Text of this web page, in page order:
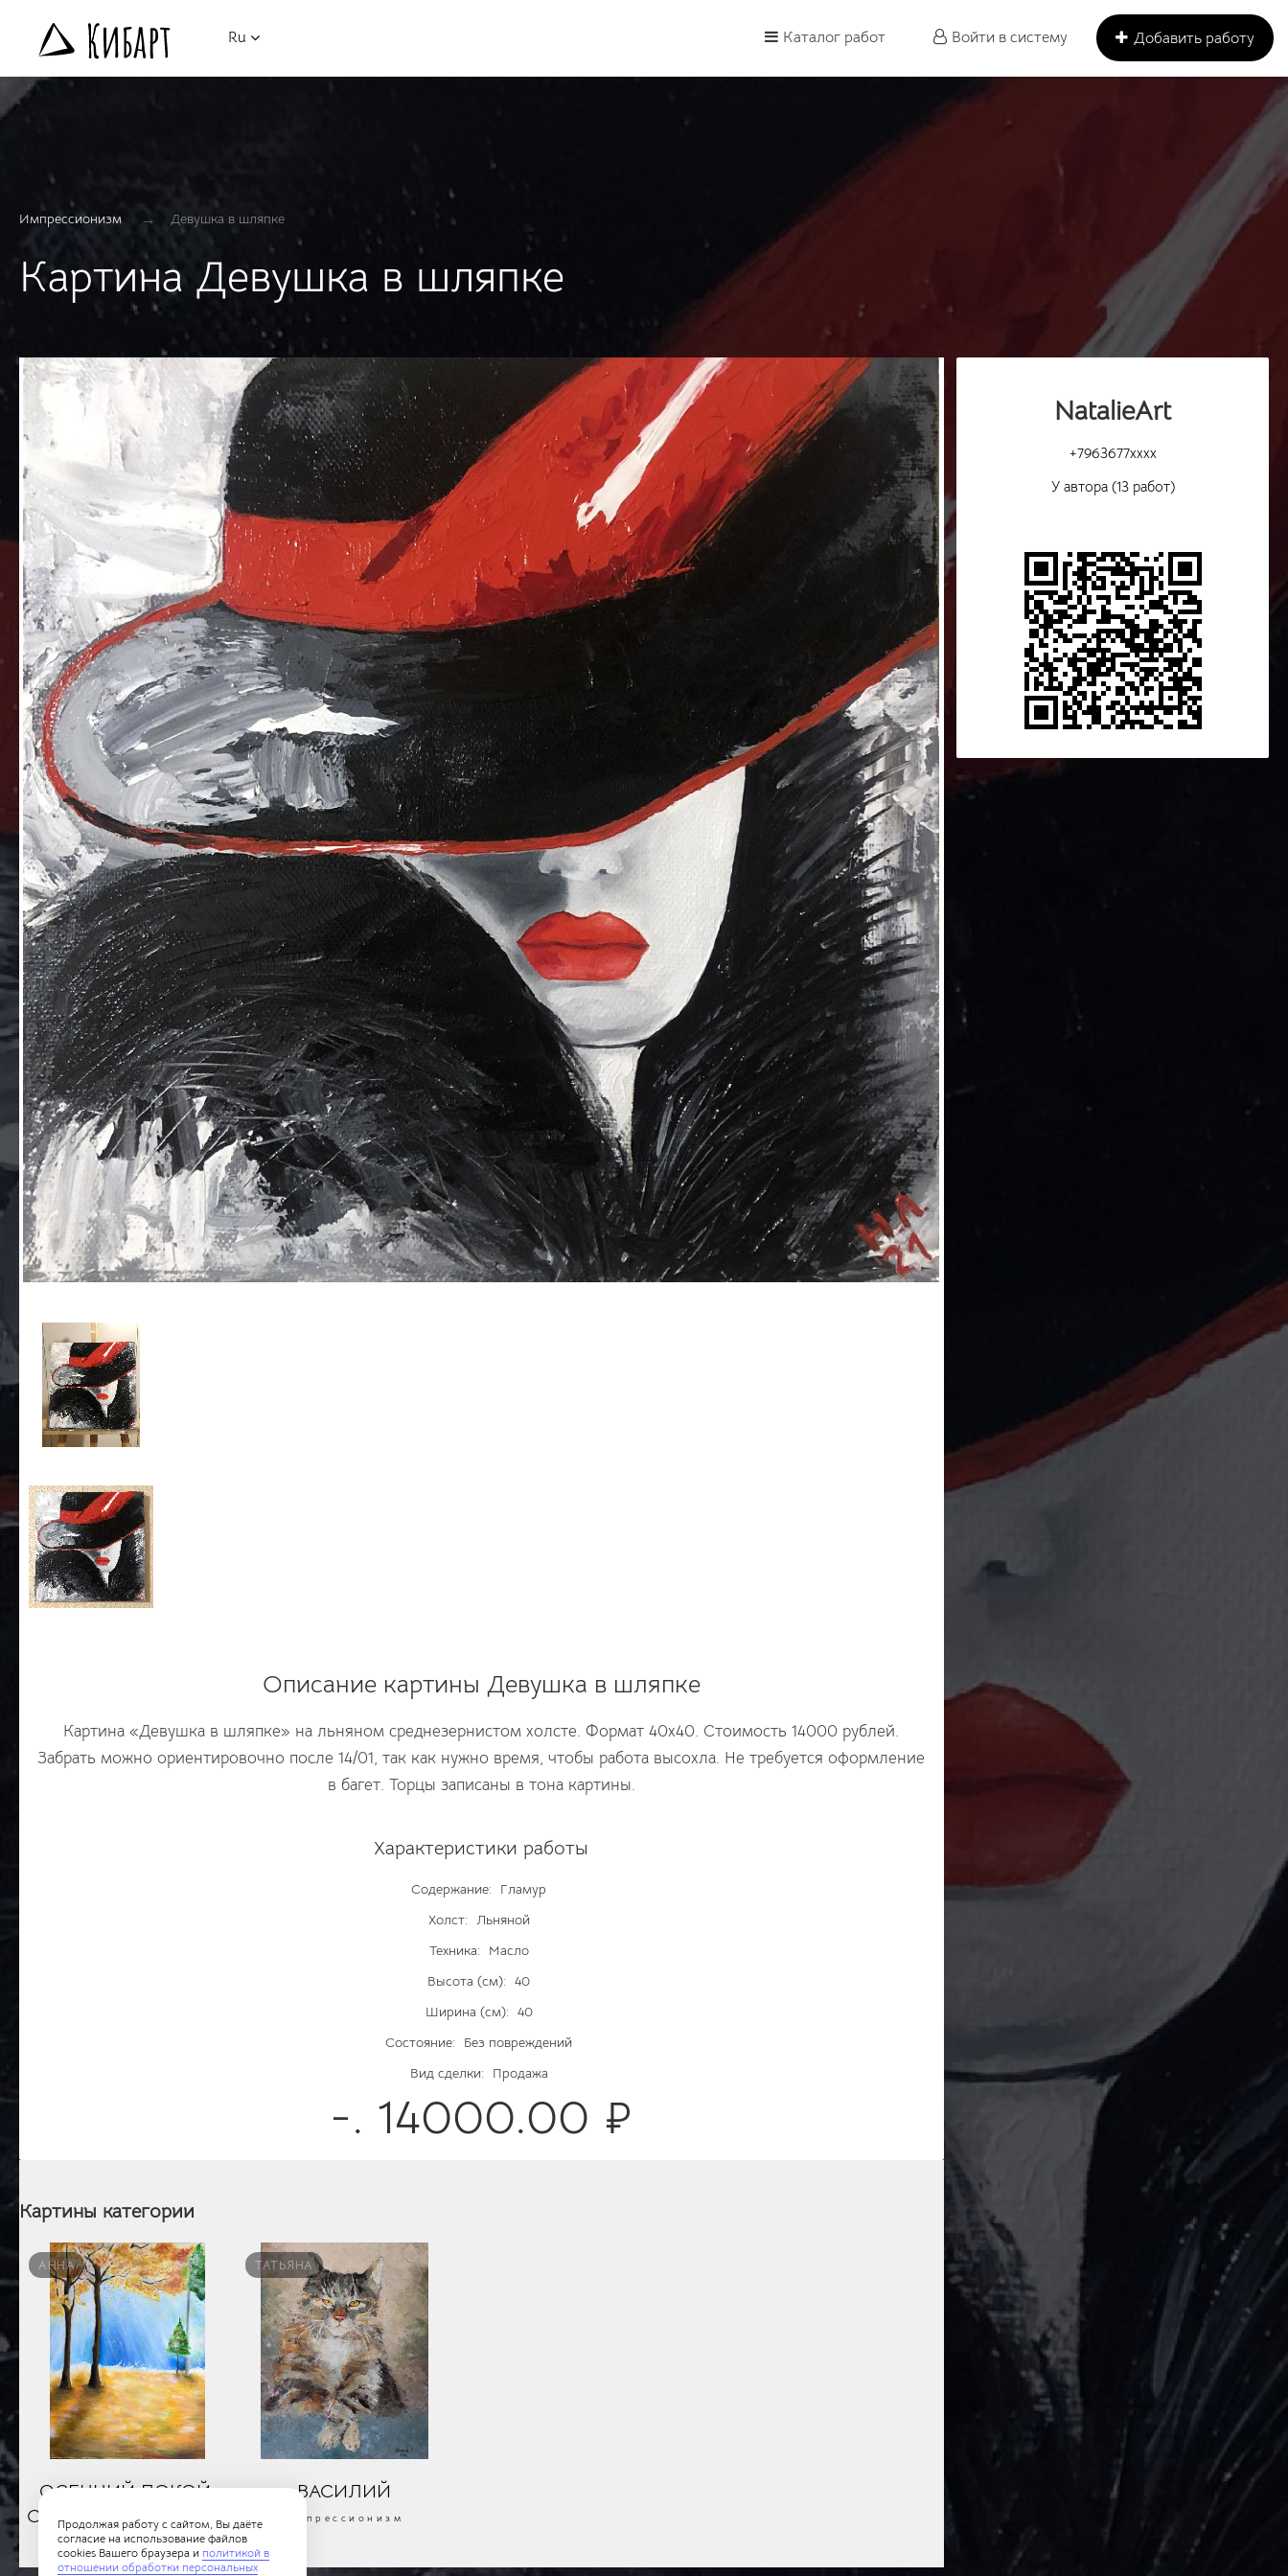
Ru Добавить работу
Каталог работ Войти в систему
Импрессионизм → Девушка в шляпке
Картина Девушка в шляпке
Описание картины Девушка в шляпке
Картина «Девушка в шляпке» на льняном среднезернистом холсте. Формат 40х40. Стоимость 14000 рублей.
Забрать можно ориентировочно после 14/01, так как нужно время, чтобы работа высохла. Не требуется оформление
в багет. Торцы записаны в тона картины.
Характеристики работы
Содержание:
Гламур
Холст: Льняной
Техника:
Масло
Высота (см): 40
Ширина (см): 40
Состояние:
Без повреждений
Вид сделки:
Продажа
-. 14000.00 ₽
NatalieArt
+7963677xxxx
У автора (13 работ)
Картины категории
АННА
ОСЕННИЙ ПОКОЙ:
СВЕТ СКВОЗЬ КРОНЫ
Импрессионизм
ТАТЬЯНА
ВАСИЛИЙ
Импрессионизм
Продолжая работу с сайтом, Вы даёте
согласие на использование файлов
cookies Вашего браузера и политикой в
отношении обработки персональных